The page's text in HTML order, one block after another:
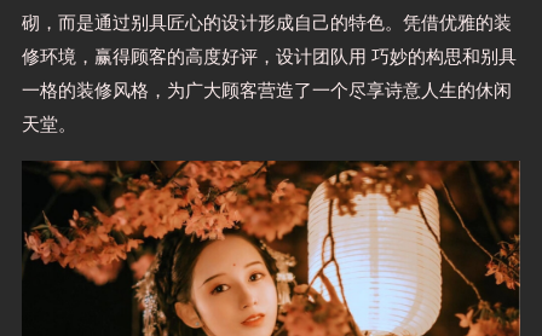
砌，而是通过别具匠心的设计形成自己的特色。凭借优雅的装
修环境，赢得顾客的高度好评，设计团队用 巧妙的构思和别具
一格的装修风格，为广大顾客营造了一个尽享诗意人生的休闲
天堂。